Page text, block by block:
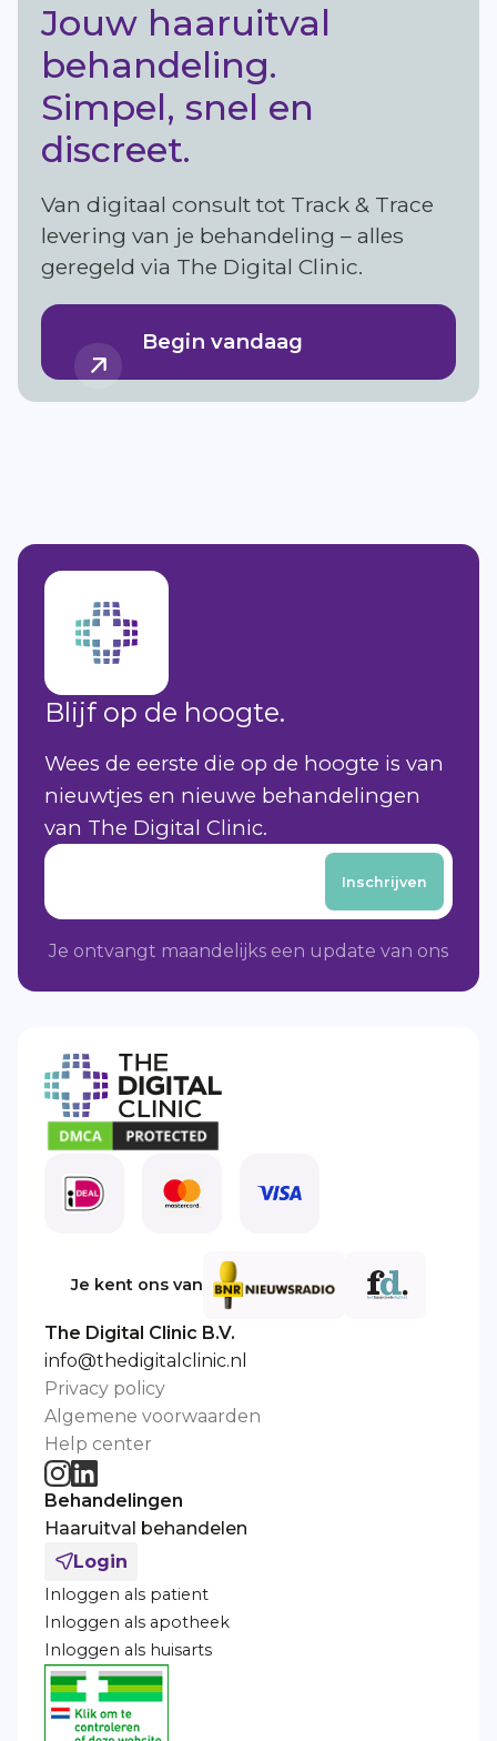
Jouw haaruitval
behandeling.
Simpel, snel en
discreet.
Van digitaal consult tot Track & Trace
levering van je behandeling – alles
geregeld via The Digital Clinic.
Begin vandaag
Blijf op de hoogte.
Wees de eerste die op de hoogte is van
nieuwtjes en nieuwe behandelingen
van The Digital Clinic.
Je ontvangt maandelijks een update van ons
Je kent ons van
The Digital Clinic B.V.
info@thedigitalclinic.nl
Privacy policy
Algemene voorwaarden
Help center
Behandelingen
Haaruitval behandelen
Login
Inloggen als patient
Inloggen als apotheek
Inloggen als huisarts